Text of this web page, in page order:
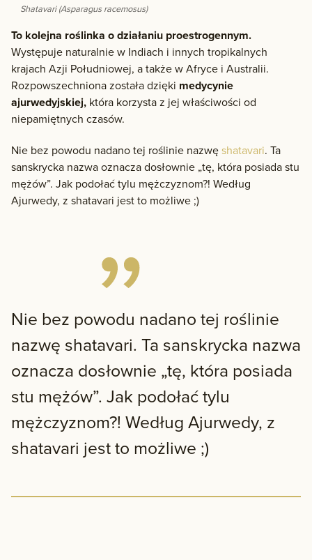
Shatavari (Asparagus racemosus)
To kolejna roślinka o działaniu proestrogennym.
Występuje naturalnie w Indiach i innych tropikalnych
krajach Azji Południowej, a także w Afryce i Australii.
Rozpowszechniona została dzięki medycynie
ajurwedyjskiej, która korzysta z jej właściwości od
niepamiętnych czasów.
Nie bez powodu nadano tej roślinie nazwęshatavari. Ta
sanskrycka nazwa oznacza dosłownie „tę, która posiada stu
mężów”. Jak podołać tylu mężczyznom?! Według
Ajurwedy, z shatavari jest to możliwe ;)
Nie bez powodu nadano tej roślinie
nazwę shatavari. Ta sanskrycka nazwa
oznacza dosłownie „tę, która posiada
stu mężów”. Jak podołać tylu
mężczyznom?! Według Ajurwedy, z
shatavari jest to możliwe ;)